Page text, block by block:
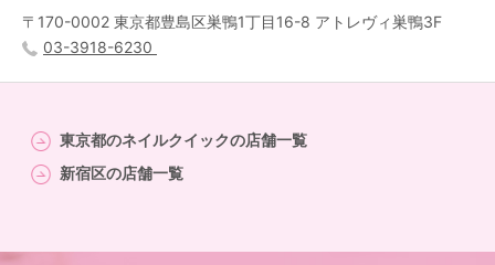
〒170-0002 東京都豊島区巣鴨1丁目16-8 アトレヴィ巣鴨3F
03-3918-6230
東京都のネイルクイックの店舗一覧
新宿区の店舗一覧